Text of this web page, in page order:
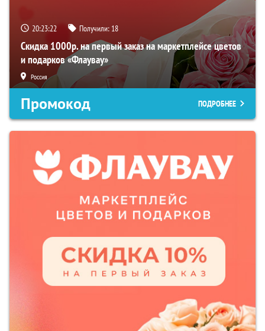
20:23:21 Получили: 18
Скидка 1000р. на первый заказ на маркетплейсе цветов
и подарков «Флаувау»
Россия
Промокод ПОДРОБНЕЕ